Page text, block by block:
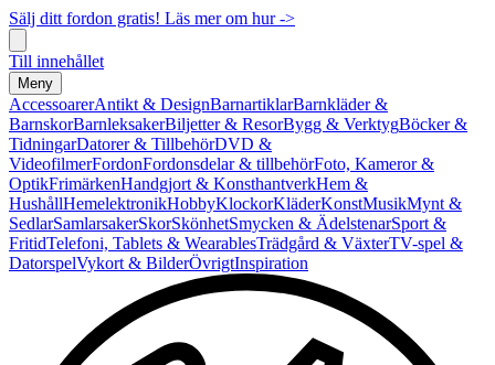
Sälj ditt fordon gratis! Läs mer om hur ->
Till innehållet
Meny
AccessoarerAntikt & DesignBarnartiklarBarnkläder &
BarnskorBarnleksakerBiljetter & ResorBygg & VerktygBöcker &
TidningarDatorer & TillbehörDVD &
VideofilmerFordonFordonsdelar & tillbehörFoto, Kameror &
OptikFrimärkenHandgjort & KonsthantverkHem &
HushållHemelektronikHobbyKlockorKläderKonstMusikMynt &
SedlarSamlarsakerSkorSkönhetSmycken & ÄdelstenarSport &
FritidTelefoni, Tablets & WearablesTrädgård & VäxterTV-spel &
DatorspelVykort & BilderÖvrigtInspiration